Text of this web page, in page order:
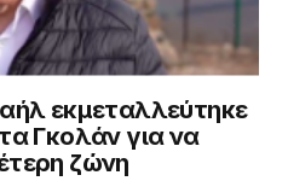
εκμεταλλεύτηκε
Γκολάν για να
ζώνη